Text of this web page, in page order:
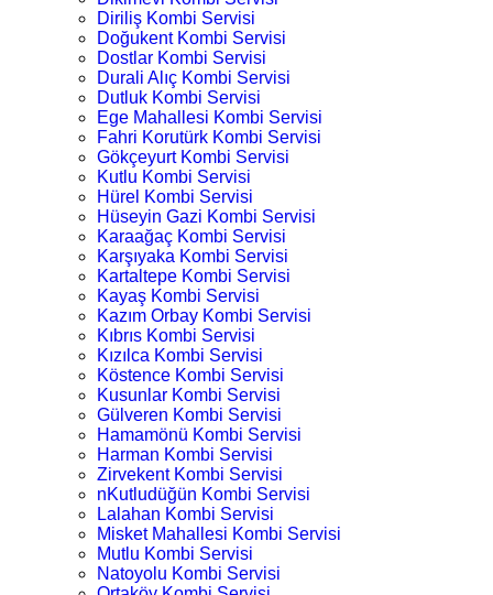
Diriliş Kombi Servisi
Doğukent Kombi Servisi
Dostlar Kombi Servisi
Durali Alıç Kombi Servisi
Dutluk Kombi Servisi
Ege Mahallesi Kombi Servisi
Fahri Korutürk Kombi Servisi
Gökçeyurt Kombi Servisi
Kutlu Kombi Servisi
Hürel Kombi Servisi
Hüseyin Gazi Kombi Servisi
Karaağaç Kombi Servisi
Karşıyaka Kombi Servisi
Kartaltepe Kombi Servisi
Kayaş Kombi Servisi
Kazım Orbay Kombi Servisi
Kıbrıs Kombi Servisi
Kızılca Kombi Servisi
Köstence Kombi Servisi
Kusunlar Kombi Servisi
Gülveren Kombi Servisi
Hamamönü Kombi Servisi
Harman Kombi Servisi
Zirvekent Kombi Servisi
nKutludüğün Kombi Servisi
Lalahan Kombi Servisi
Misket Mahallesi Kombi Servisi
Mutlu Kombi Servisi
Natoyolu Kombi Servisi